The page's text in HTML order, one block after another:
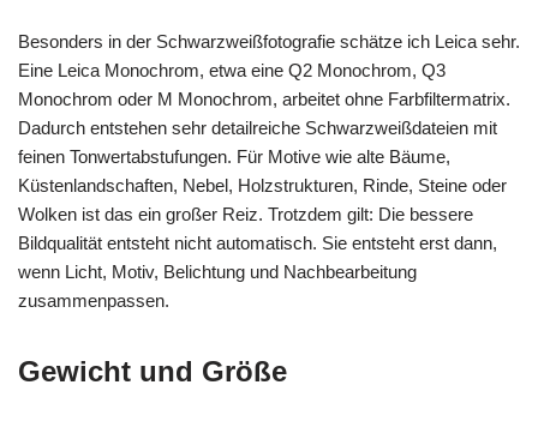
Besonders in der Schwarzweißfotografie schätze ich Leica sehr.
Eine Leica Monochrom, etwa eine Q2 Monochrom, Q3
Monochrom oder M Monochrom, arbeitet ohne Farbfiltermatrix.
Dadurch entstehen sehr detailreiche Schwarzweißdateien mit
feinen Tonwertabstufungen. Für Motive wie alte Bäume,
Küstenlandschaften, Nebel, Holzstrukturen, Rinde, Steine oder
Wolken ist das ein großer Reiz. Trotzdem gilt: Die bessere
Bildqualität entsteht nicht automatisch. Sie entsteht erst dann,
wenn Licht, Motiv, Belichtung und Nachbearbeitung
zusammenpassen.
Gewicht und Größe